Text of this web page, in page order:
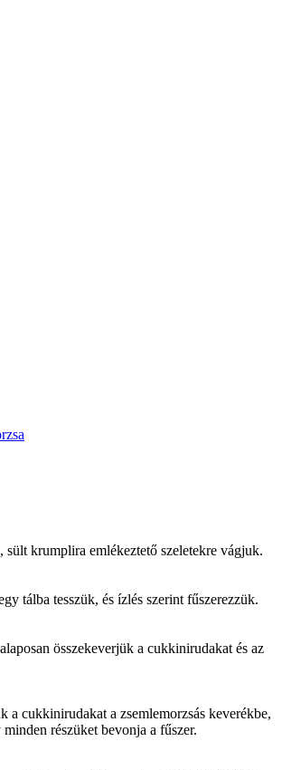
sült krumplira emlékeztető szeletekre vágjuk.
tálba tesszük, és ízlés szerint fűszerezzük.
összekeverjük a cukkinirudakat és az
a cukkinirudakat a zsemlemorzsás keverékbe,
részüket bevonja a fűszer.